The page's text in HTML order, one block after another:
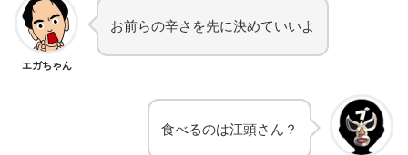
エガちゃん
お前らの辛さを先に決めていいよ
食べるのは江頭さん？